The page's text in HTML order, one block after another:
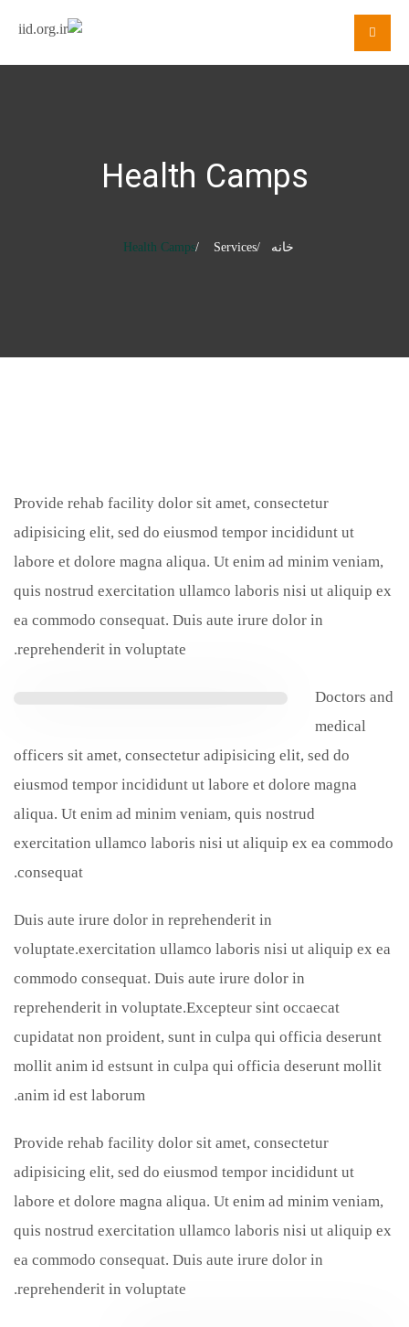
Health Camps
خانه Services
Health Camps
Provide rehab facility dolor sit amet, consectetur
adipisicing elit, sed do eiusmod tempor incididunt ut
labore et dolore magna aliqua. Ut enim ad minim veniam,
quis nostrud exercitation ullamco laboris nisi ut aliquip ex
ea commodo consequat. Duis aute irure dolor in
reprehenderit in voluptate.
Doctors and
medical
officers sit amet, consectetur adipisicing elit, sed do
eiusmod tempor incididunt ut labore et dolore magna
aliqua. Ut enim ad minim veniam, quis nostrud
exercitation ullamco laboris nisi ut aliquip ex ea commodo
consequat.
Duis aute irure dolor in reprehenderit in
voluptate.exercitation ullamco laboris nisi ut aliquip ex ea
commodo consequat. Duis aute irure dolor in
reprehenderit in voluptate.Excepteur sint occaecat
cupidatat non proident, sunt in culpa qui officia deserunt
mollit anim id estsunt in culpa qui officia deserunt mollit
anim id est laborum.
Provide rehab facility dolor sit amet, consectetur
adipisicing elit, sed do eiusmod tempor incididunt ut
labore et dolore magna aliqua. Ut enim ad minim veniam,
quis nostrud exercitation ullamco laboris nisi ut aliquip ex
ea commodo consequat. Duis aute irure dolor in
reprehenderit in voluptate.